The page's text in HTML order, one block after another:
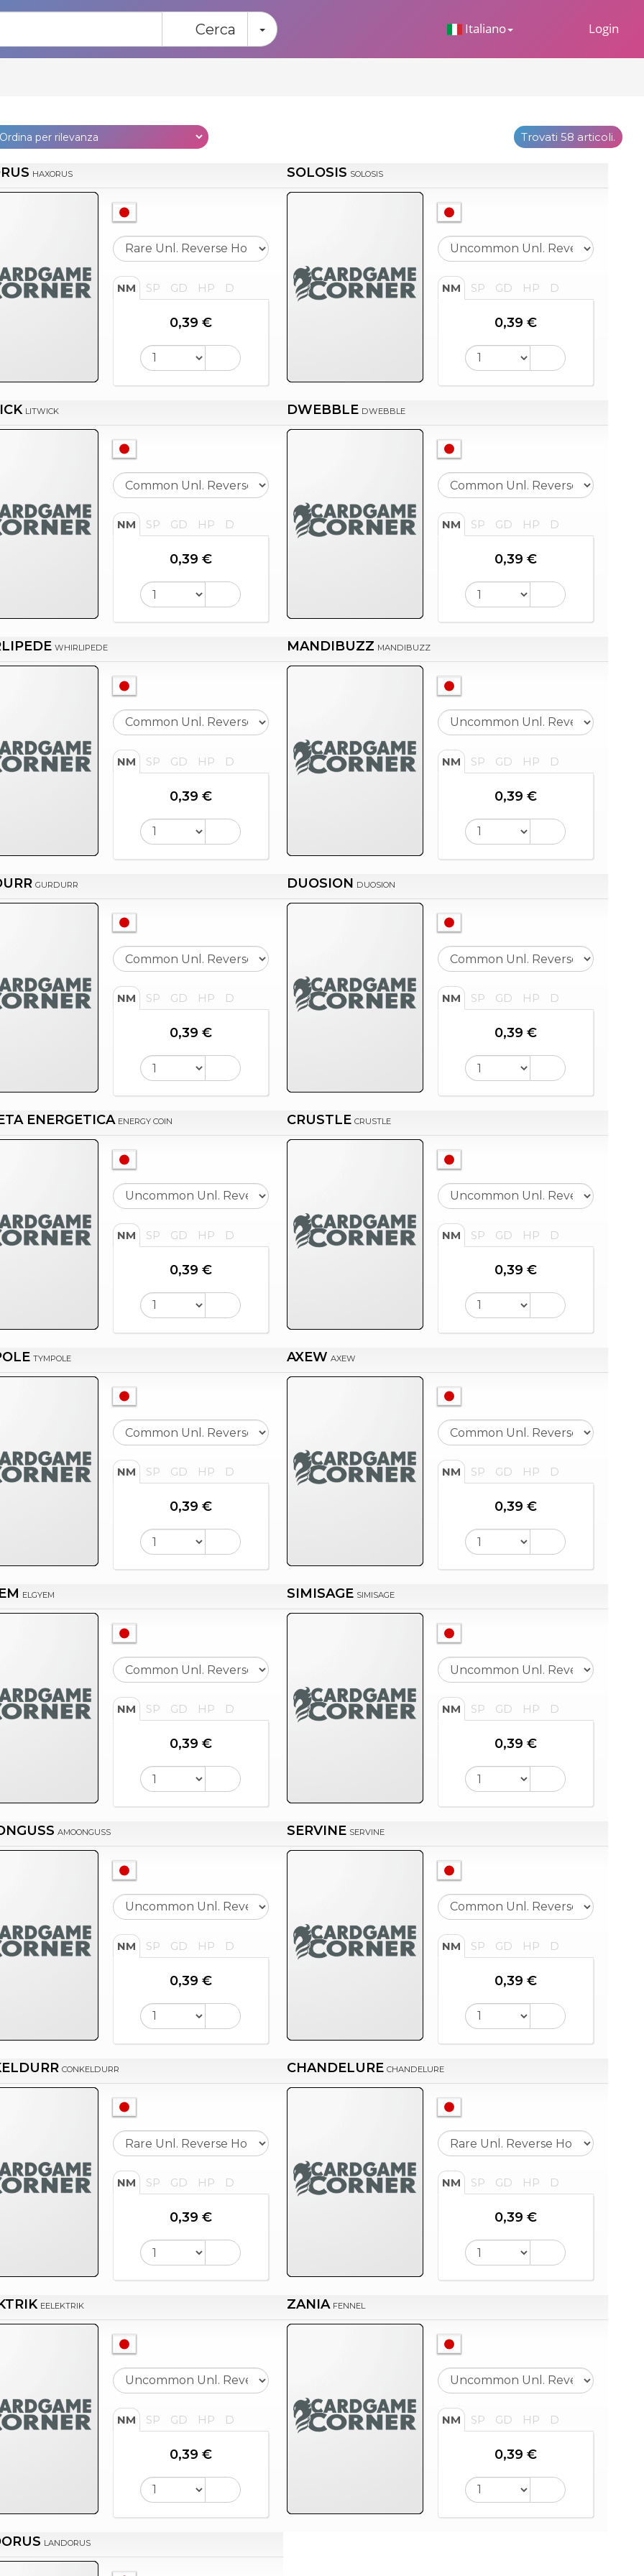
Italiano Login
Cerca Toggle Dropdown
Trovati 58 articoli.
HAXORUS
NM SP GD HP D
0,39 €
SOLOSIS SOLOSIS
NM SP GD HP D
0,39 €
LITWICK
NM SP GD HP D
0,39 €
DWEBBLE DWEBBLE
NM SP GD HP D
0,39 €
WHIRLIPEDE
NM SP GD HP D
0,39 €
MANDIBUZZ MANDIBUZZ
NM SP GD HP D
0,39 €
GURDURR
NM SP GD HP D
0,39 €
DUOSION DUOSION
NM SP GD HP D
0,39 €
ENERGETICA ENERGY COIN
NM SP GD HP D
0,39 €
CRUSTLE CRUSTLE
NM SP GD HP D
0,39 €
TYMPOLE
NM SP GD HP D
0,39 €
AXEW AXEW
NM SP GD HP D
0,39 €
ELGYEM
NM SP GD HP D
0,39 €
SIMISAGE SIMISAGE
NM SP GD HP D
0,39 €
AMOONGUSS
NM SP GD HP D
0,39 €
SERVINE SERVINE
NM SP GD HP D
0,39 €
CONKELDURR
NM SP GD HP D
0,39 €
CHANDELURE CHANDELURE
NM SP GD HP D
0,39 €
EELEKTRIK
NM SP GD HP D
0,39 €
ZANIA FENNEL
NM SP GD HP D
0,39 €
LANDORUS